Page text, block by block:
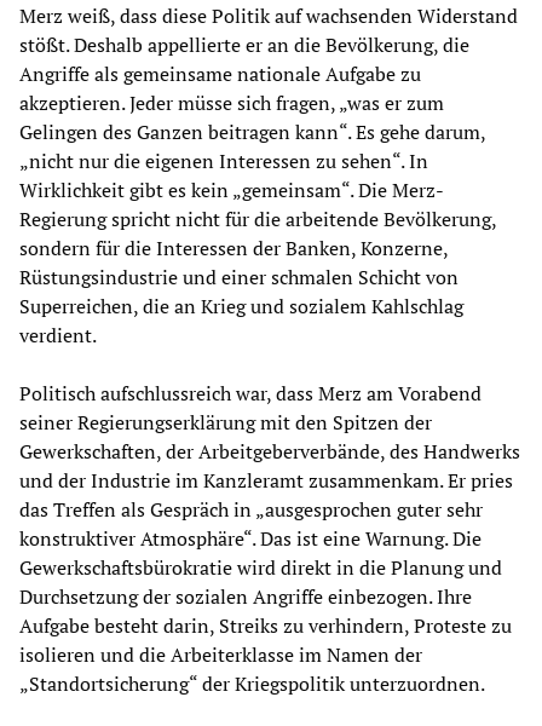
Merz weiß, dass diese Politik auf wachsenden Widerstand
stößt. Deshalb appellierte er an die Bevölkerung, die
Angriffe als gemeinsame nationale Aufgabe zu
akzeptieren. Jeder müsse sich fragen, „was er zum
Gelingen des Ganzen beitragen kann“. Es gehe darum,
„nicht nur die eigenen Interessen zu sehen“. In
Wirklichkeit gibt es kein „gemeinsam“. Die Merz-
Regierung spricht nicht für die arbeitende Bevölkerung,
sondern für die Interessen der Banken, Konzerne,
Rüstungsindustrie und einer schmalen Schicht von
Superreichen, die an Krieg und sozialem Kahlschlag
verdient.
Politisch aufschlussreich war, dass Merz am Vorabend
seiner Regierungserklärung mit den Spitzen der
Gewerkschaften, der Arbeitgeberverbände, des Handwerks
und der Industrie im Kanzleramt zusammenkam. Er pries
das Treffen als Gespräch in „ausgesprochen guter sehr
konstruktiver Atmosphäre“. Das ist eine Warnung. Die
Gewerkschaftsbürokratie wird direkt in die Planung und
Durchsetzung der sozialen Angriffe einbezogen. Ihre
Aufgabe besteht darin, Streiks zu verhindern, Proteste zu
isolieren und die Arbeiterklasse im Namen der
„Standortsicherung“ der Kriegspolitik unterzuordnen.